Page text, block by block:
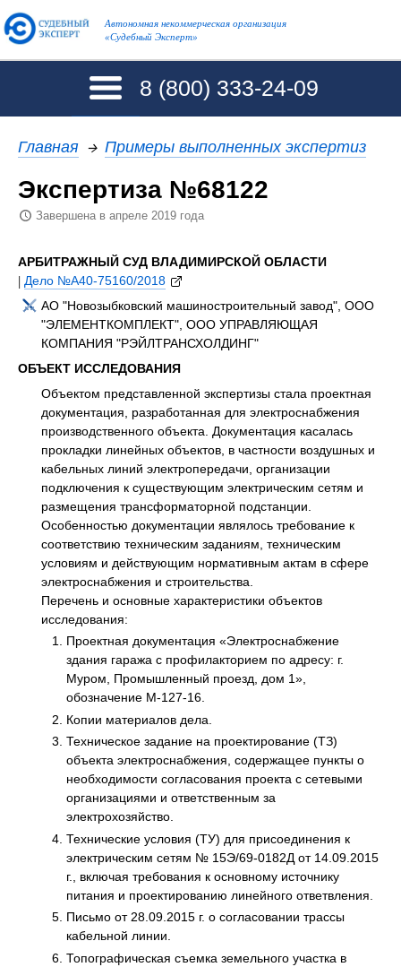
Автономная некоммерческая организация
«Судебный Эксперт»
8 (800) 333-24-09
Главная → Примеры выполненных экспертиз
Экспертиза №68122
Завершена в апреле 2019 года
АРБИТРАЖНЫЙ СУД ВЛАДИМИРСКОЙ ОБЛАСТИ
| Дело №А40-75160/2018
АО "Новозыбковский машиностроительный завод", ООО
"ЭЛЕМЕНТКОМПЛЕКТ", ООО УПРАВЛЯЮЩАЯ
КОМПАНИЯ "РЭЙЛТРАНСХОЛДИНГ"
ОБЪЕКТ ИССЛЕДОВАНИЯ
Объектом представленной экспертизы стала проектная
документация, разработанная для электроснабжения
производственного объекта. Документация касалась
прокладки линейных объектов, в частности воздушных и
кабельных линий электропередачи, организации
подключения к существующим электрическим сетям и
размещения трансформаторной подстанции.
Особенностью документации являлось требование к
соответствию техническим заданиям, техническим
условиям и действующим нормативным актам в сфере
электроснабжения и строительства.
Перечень и основные характеристики объектов
исследования:
Проектная документация «Электроснабжение
здания гаража с профилакторием по адресу: г.
Муром, Промышленный проезд, дом 1»,
обозначение М-127-16.
Копии материалов дела.
Техническое задание на проектирование (ТЗ)
объекта электроснабжения, содержащее пункты о
необходимости согласования проекта с сетевыми
организациями и ответственным за
электрохозяйство.
Технические условия (ТУ) для присоединения к
электрическим сетям № 15Э/69-0182Д от 14.09.2015
г., включая требования к основному источнику
питания и проектированию линейного ответвления.
Письмо от 28.09.2015 г. о согласовании трассы
кабельной линии.
Топографическая съемка земельного участка в